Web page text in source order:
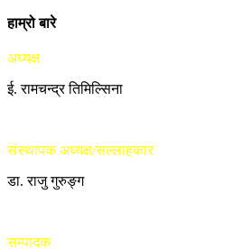
हाम्रो बारे
अध्यक्ष
ई. रामचन्द्र तिमिल्सिना
संस्थापक अध्यक्ष/सल्लाहकार
डा. राजु गुरुङ्ग
सम्पादक